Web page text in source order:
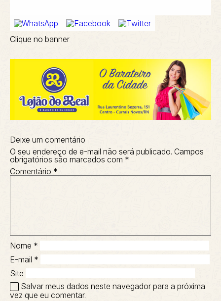
Clique no banner
Deixe um comentário
O seu endereço de e-mail não será publicado. Campos
obrigatórios são marcados com *
Comentário *
Nome *
E-mail *
Site
Salvar meus dados neste navegador para a próxima
vez que eu comentar.